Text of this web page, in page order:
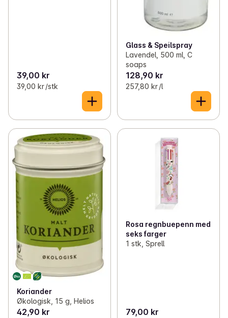
39,00 kr
39,00 kr /stk
Glass & Speilspray
Lavendel, 500 ml, C
soaps
128,90 kr
257,80 kr /l
Koriander
Økologisk, 15 g, Helios
42,90 kr
Rosa regnbuepenn med
seks farger
1 stk, Sprell
79,00 kr